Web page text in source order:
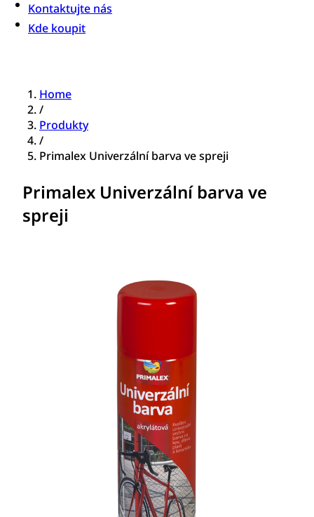
Kontaktujte nás
Kde koupit
Home
/
Produkty
/
Primalex Univerzální barva ve spreji
Primalex Univerzální barva ve
spreji